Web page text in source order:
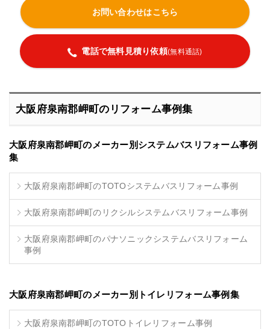
お問い合わせはこちら
電話で無料見積り依頼(無料通話)
大阪府泉南郡岬町のリフォーム事例集
大阪府泉南郡岬町のメーカー別システムバスリフォーム事例
集
大阪府泉南郡岬町のTOTOシステムバスリフォーム事例
大阪府泉南郡岬町のリクシルシステムバスリフォーム事例
大阪府泉南郡岬町のパナソニックシステムバスリフォーム
事例
大阪府泉南郡岬町のメーカー別トイレリフォーム事例集
大阪府泉南郡岬町のTOTOトイレリフォーム事例